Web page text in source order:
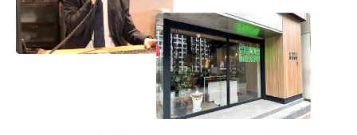
現状/入居可能日